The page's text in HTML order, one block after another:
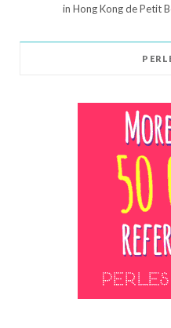
in Hong Kong de Petit